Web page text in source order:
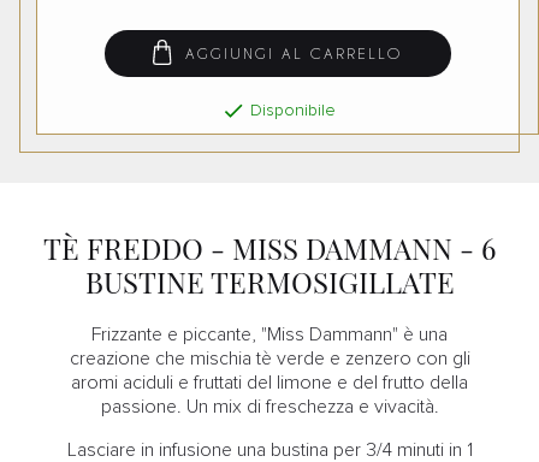
AGGIUNGI AL CARRELLO
 Disponibile
TÈ FREDDO - MISS DAMMANN - 6
BUSTINE TERMOSIGILLATE
Frizzante e piccante, "Miss Dammann" è una
creazione che mischia tè verde e zenzero con gli
aromi aciduli e fruttati del limone e del frutto della
passione. Un mix di freschezza e vivacità.
Lasciare in infusione una bustina per 3/4 minuti in 1